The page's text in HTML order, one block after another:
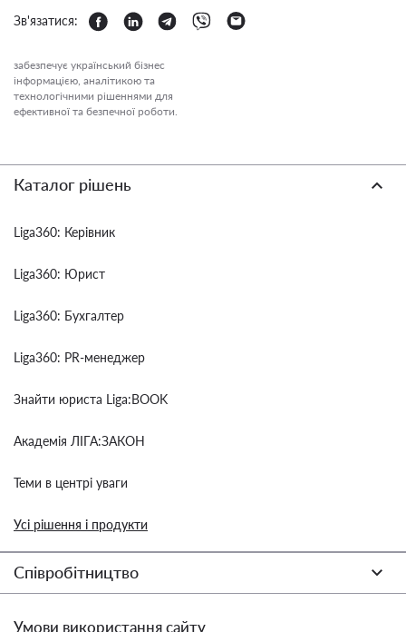
Зв'язатися:
забезпечує український бізнес
інформацією, аналітикою та
технологічними рішеннями для
ефективної та безпечної роботи.
Каталог рішень
Liga360: Керівник
Liga360: Юрист
Liga360: Бухгалтер
Liga360: PR-менеджер
Знайти юриста Liga:BOOK
Академія ЛІГА:ЗАКОН
Теми в центрі уваги
Усі рішення і продукти
Співробітництво
Умови використання сайту